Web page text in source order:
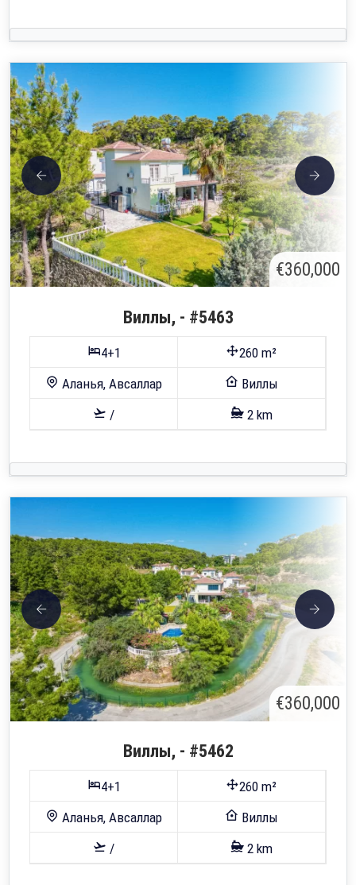
€360,000
Виллы, - #5463
4+1
260 m²
Аланья, Авсаллар
Виллы
/
2 km
€360,000
Виллы, - #5462
4+1
260 m²
Аланья, Авсаллар
Виллы
/
2 km